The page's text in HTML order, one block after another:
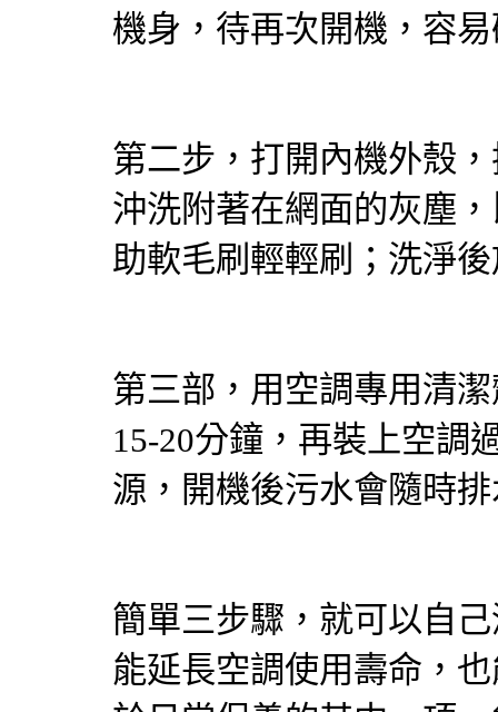
機身，待再次開機，容
第二步，打開內機外殼
沖洗附著在網面的灰塵
助軟毛刷輕輕刷；洗淨
第三部，用空調專用清
15-20分鐘，再裝上空調
源，開機後污水會隨時
簡單三步驟，就可以自
能延長空調使用壽命，